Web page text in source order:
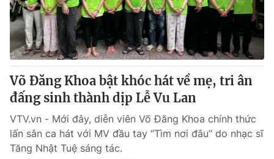
Tin tức
Thế giới đó đây
Câu chuyện quốc tế
Kinh tế
Tài chính
Thị trường
Góc doanh nghiệp
Dữ liệu và đời sống
Truyền hình
Phim VTV
Hậu trường
Giải trí
Võ Đăng Khoa bật khóc hát về mẹ, tri ân
đấng sinh thành dịp Lễ Vu Lan
VTV.vn - Mới đây, diễn viên Võ Đăng Khoa chính thức
lấn sân ca hát với MV đầu tay “Tìm nơi đâu” do nhạc sĩ
Tăng Nhật Tuệ sáng tác.